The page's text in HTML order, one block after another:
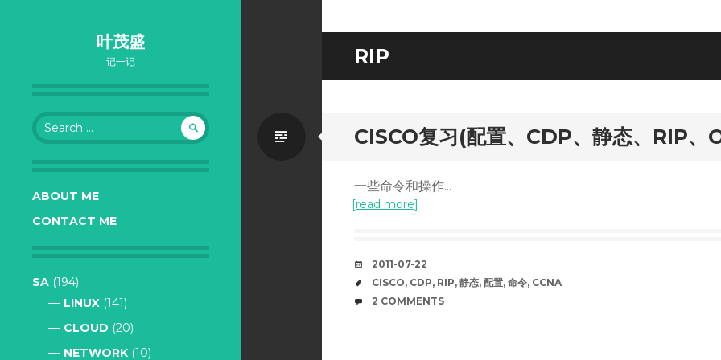
叶茂盛
记一记
Search
for:
ABOUT ME
CONTACT ME
SA (194)
LINUX (141)
CLOUD (20)
NETWORK (10)
RIP
CISCO复习(配置、CDP、静态、RIP、
Standard
一些命令和操作...
[read more]
DATE
2011-07-22
TAGS
CISCO, CDP, RIP, 静态, 配置, 命令, CCNA
COMMENTS
2 COMMENTS